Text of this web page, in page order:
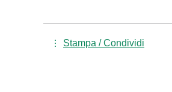
Stampa / Condividi